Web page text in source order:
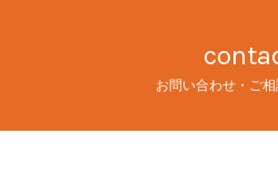
お問い合わせ・ご